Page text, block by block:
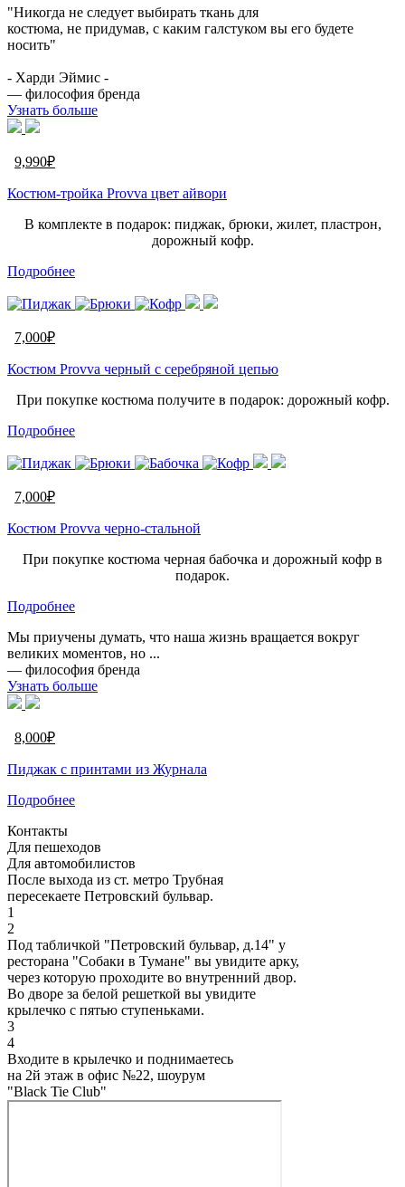
"Никогда не следует выбирать ткань для
костюма, не придумав, с каким галстуком вы его будете
носить"
- Харди Эймис -
— философия бренда
Узнать больше
9,990₽
Костюм-тройка Provva цвет айвори
В комплекте в подарок: пиджак, брюки, жилет, пластрон,
дорожный кофр.
Подробнее
7,000₽
Костюм Provva черный c серебряной цепью
При покупке костюма получите в подарок: дорожный кофр.
Подробнее
7,000₽
Костюм Provva черно-стальной
При покупке костюма черная бабочка и дорожный кофр в
подарок.
Подробнее
Мы приучены думать, что наша жизнь вращается вокруг
великих моментов, но ...
— философия бренда
Узнать больше
8,000₽
Пиджак с принтами из Журнала
Подробнее
Контакты
Для пешеходов
Для автомобилистов
После выхода из ст. метро Трубная
пересекаете Петровский бульвар.
1
2
Под табличкой "Петровский бульвар, д.14" у
ресторана "Собаки в Тумане" вы увидите арку,
через которую проходите во внутренний двор.
Во дворе за белой решеткой вы увидите
крылечко с пятью ступеньками.
3
4
Входите в крылечко и поднимаетесь
на 2й этаж в офис №22, шоурум
"Black Tie Club"